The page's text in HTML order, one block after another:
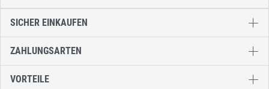
SICHER EINKAUFEN
ZAHLUNGSARTEN
VORTEILE